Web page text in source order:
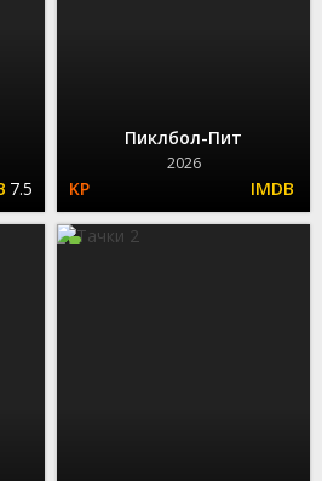
7.5
Пиклбол-Пит
2026